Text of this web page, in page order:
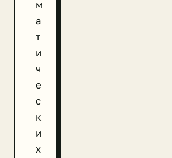
м
а
т
и
ч
е
с
к
и
х